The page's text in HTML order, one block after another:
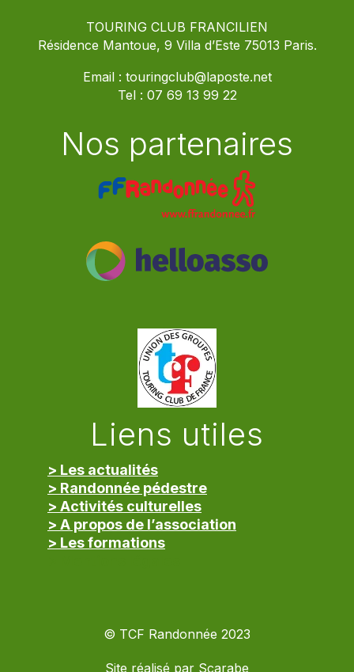
TOURING CLUB FRANCILIEN
Résidence Mantoue, 9 Villa d’Este 75013 Paris.
Email : touringclub@laposte.net
Tel : 07 69 13 99 22
Nos partenaires
Liens utiles
> Les actualités
> Randonnée pédestre
> Activités culturelles
> A propos de l’association
> Les formations
© TCF Randonnée 2023
Site réalisé par Scarabe